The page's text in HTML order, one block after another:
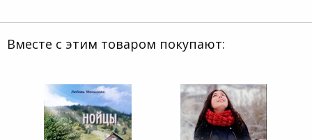
Вместе с этим товаром покупают: